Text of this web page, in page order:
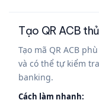
Tạo QR ACB
Tạo mã QR ACB
và có thể tự kiểm
banking.
Cách làm nhanh: